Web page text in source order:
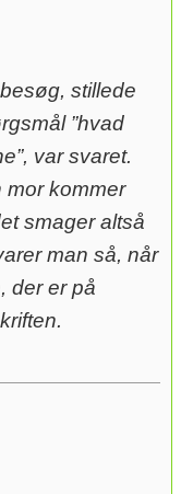
stillede
”hvad
var svaret.
mor kommer
smager altså
man så, når
der er på